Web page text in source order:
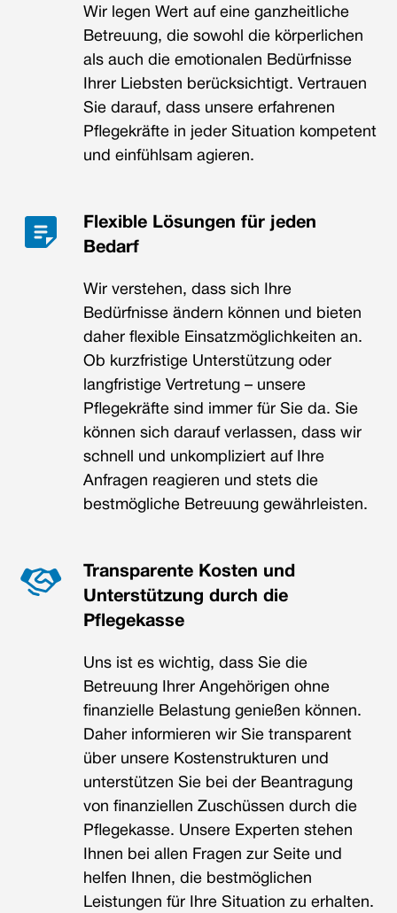
Wir legen Wert auf eine ganzheitliche
Betreuung, die sowohl die körperlichen
als auch die emotionalen Bedürfnisse
Ihrer Liebsten berücksichtigt. Vertrauen
Sie darauf, dass unsere erfahrenen
Pflegekräfte in jeder Situation kompetent
und einfühlsam agieren.
Flexible Lösungen für jeden
Bedarf
Wir verstehen, dass sich Ihre
Bedürfnisse ändern können und bieten
daher flexible Einsatzmöglichkeiten an.
Ob kurzfristige Unterstützung oder
langfristige Vertretung – unsere
Pflegekräfte sind immer für Sie da. Sie
können sich darauf verlassen, dass wir
schnell und unkompliziert auf Ihre
Anfragen reagieren und stets die
bestmögliche Betreuung gewährleisten.
Transparente Kosten und
Unterstützung durch die
Pflegekasse
Uns ist es wichtig, dass Sie die
Betreuung Ihrer Angehörigen ohne
finanzielle Belastung genießen können.
Daher informieren wir Sie transparent
über unsere Kostenstrukturen und
unterstützen Sie bei der Beantragung
von finanziellen Zuschüssen durch die
Pflegekasse. Unsere Experten stehen
Ihnen bei allen Fragen zur Seite und
helfen Ihnen, die bestmöglichen
Leistungen für Ihre Situation zu erhalten.